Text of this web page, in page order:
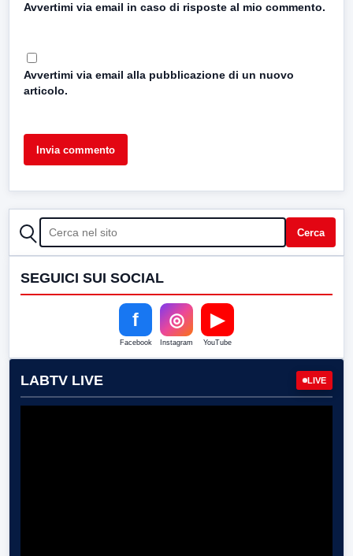
Avvertimi via email in caso di risposte al mio commento.
Avvertimi via email alla pubblicazione di un nuovo
articolo.
CERCA Cerca
SEGUICI SUI SOCIAL
f
Facebook
◎
Instagram
▶
YouTube
LABTV LIVE LIVE